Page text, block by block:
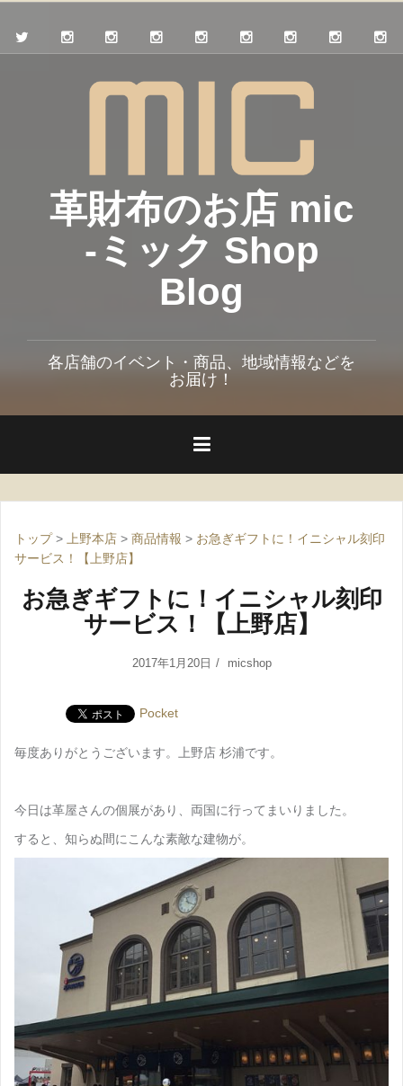
革財布のお店 mic
-ミック Shop
Blog
各店舗のイベント・商品、地域情報などを
お届け！
トップ> 上野本店 > 商品情報 > お急ぎギフトに！イニシャル刻印
サービス！【上野店】
お急ぎギフトに！イニシャル刻印
サービス！【上野店】
2017年1月20日 micshop
Pocket
毎度ありがとうございます。上野店 杉浦です。
今日は革屋さんの個展があり、両国に行ってまいりました。
すると、知らぬ間にこんな素敵な建物が。